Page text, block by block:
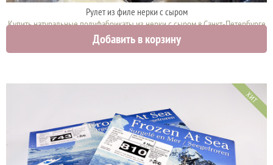
Рулет из филе нерки с сыром
Купить натуральные полуфабрикаты из нерки с сыром в Санкт-Петербурге
2700 руб.
Добавить в корзину
ХИТ